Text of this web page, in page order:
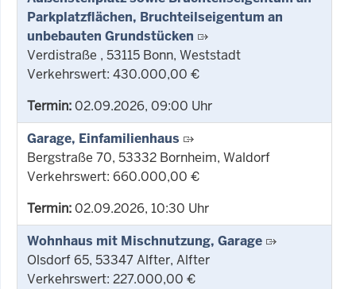
Parkplatzflächen, Bruchteilseigentum an
unbebauten Grundstücken
Verdistraße , 53115 Bonn, Weststadt
Verkehrswert: 430.000,00 €
Termin:02.09.2026, 09:00 Uhr
Garage, Einfamilienhaus
Bergstraße 70, 53332 Bornheim, Waldorf
Verkehrswert: 660.000,00 €
Termin:02.09.2026, 10:30 Uhr
Wohnhaus mit Mischnutzung, Garage
Olsdorf 65, 53347 Alfter, Alfter
Verkehrswert: 227.000,00 €